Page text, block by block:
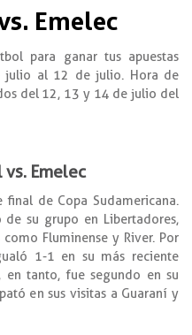
Emelec
para ganar tus apuestas
julio al 12 de julio. Hora de
del 12, 13 y 14 de julio del
Emelec
de Copa Sudamericana.
su grupo en Libertadores,
Fluminense y River. Por
1-1 en su más reciente
en tanto, fue segundo en su
en sus visitas a Guaraní y